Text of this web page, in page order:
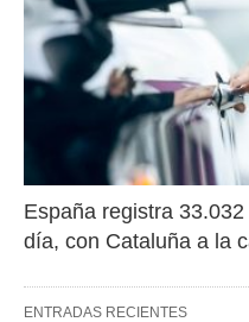
España registra
día, con Cataluña a la
ENTRADAS RECIENTES